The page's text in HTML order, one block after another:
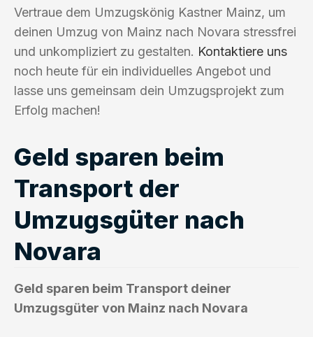
Vertraue dem Umzugskönig Kastner Mainz, um
deinen Umzug von Mainz nach Novara stressfrei
und unkompliziert zu gestalten. Kontaktiere uns
noch heute für ein individuelles Angebot und
lasse uns gemeinsam dein Umzugsprojekt zum
Erfolg machen!
Geld sparen beim
Transport der
Umzugsgüter nach
Novara
Geld sparen beim Transport deiner
Umzugsgüter von Mainz nach Novara